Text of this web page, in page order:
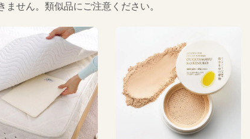
せん。類似品にご注意ください。